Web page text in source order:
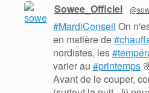
Sowee_Officiel
#MardiConseil On
en matière de
nordistes, les
varier au #printemps
Avant de le couper,